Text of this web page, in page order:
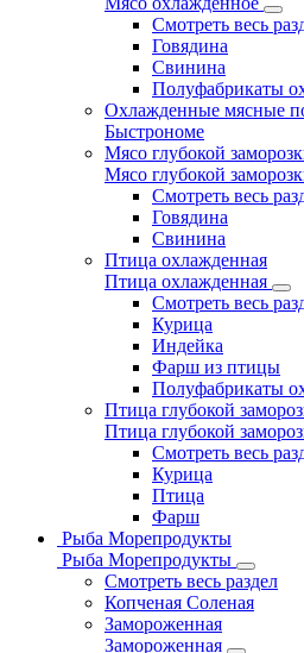
Смотреть весь
Говядина
Свинина
Полуфабрикаты
Охлажденные мясные
Быстрономе
Мясо глубокой
Мясо глубокой
Смотреть весь
Говядина
Свинина
Птица охлажденная
Птица охлажденная
Смотреть весь
Курица
Индейка
Фарш из птицы
Полуфабрикаты
Птица глубокой
Птица глубокой
Смотреть весь
Курица
Птица
Фарш
Рыба Морепродукты
Рыба Морепродукты
Смотреть весь раздел
Копченая Соленая
Замороженная
Замороженная